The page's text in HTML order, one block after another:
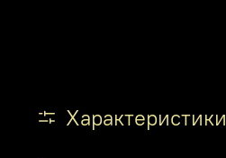
Характеристики